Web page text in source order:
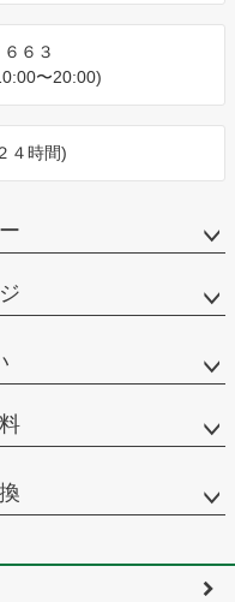
６３
〜20:00)
４時間)